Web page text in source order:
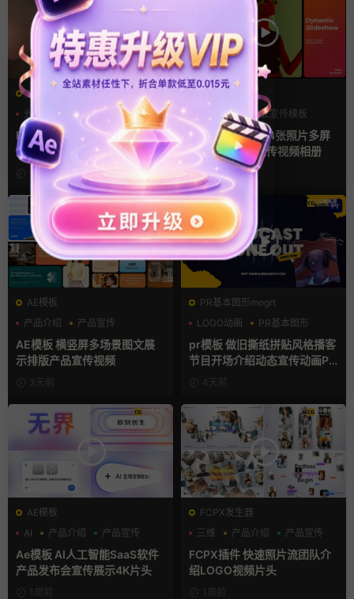
FCPX转场
光效
复古风
支持Intel+M芯片
FCPX转场插件 15组光效胶片
划痕复古视频过渡
2小时前
产品宣传
企业宣传模板
分屏模板
fcpx插件 34秒14张照片多屏
模特产品广告宣传视频相册
2天前
AE模板
产品介绍
产品宣传
产品展示
AE模板 横竖屏多场景图文展
示排版产品宣传视频
3天前
PR基本图形mogrt
LOGO动画
PR基本图形
复古风
pr模板 做旧撕纸拼贴风格播客
节目开场介绍动态宣传动画PR
模版4天前
AE模板
AI
产品介绍 产品宣传
Ae模板 AI人工智能SaaS软件
产品发布会宣传展示4K片头
1周前
FCPX发生器
三维
产品介绍 产品宣传
FCPX插件 快速照片流团队介
绍LOGO视频片头
1周前